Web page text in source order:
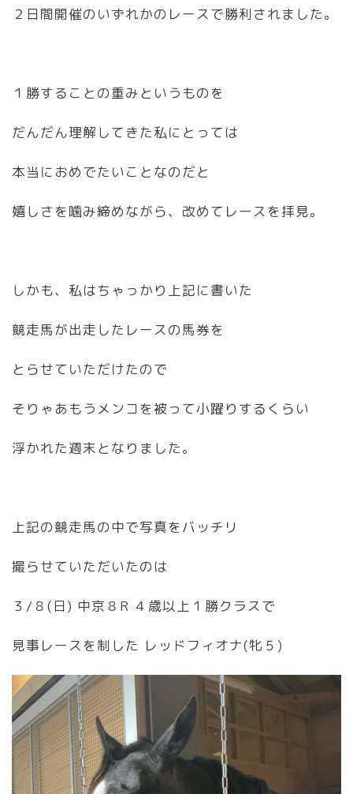
２日間開催のいずれかのレースで勝利されました。
１勝することの重みというものを
だんだん理解してきた私にとっては
本当におめでたいことなのだと
嬉しさを噛み締めながら、改めてレースを拝見。
しかも、私はちゃっかり上記に書いた
競走馬が出走したレースの馬券を
とらせていただけたので
そりゃあもうメンコを被って小躍りするくらい
浮かれた週末となりました。
上記の競走馬の中で写真をバッチリ
撮らせていただいたのは
３/８(日) 中京８R ４歳以上１勝クラスで
見事レースを制した レッドフィオナ(牝５)